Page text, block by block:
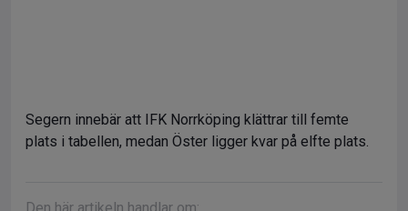
Segern innebär att IFK Norrköping klättrar till femte
plats i tabellen, medan Öster ligger kvar på elfte plats.